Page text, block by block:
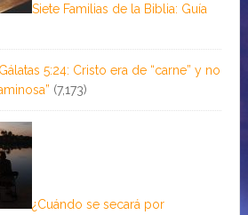
Siete Familias de la Biblia: Guía
5:24: Cristo era de “carne” y no
(7,173)
¿Cuándo se secará por